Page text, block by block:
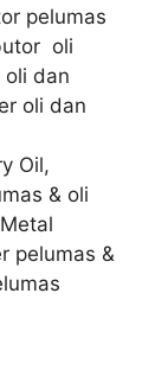
pelumas
oli
oli dan
oli dan
Oil,
& oli
pelumas &